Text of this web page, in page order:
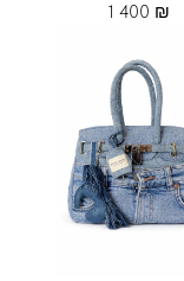
1 400 ₪